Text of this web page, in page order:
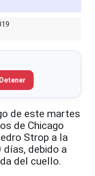
Detener
de este martes
de Chicago
Strop a la
debido a
del cuello.